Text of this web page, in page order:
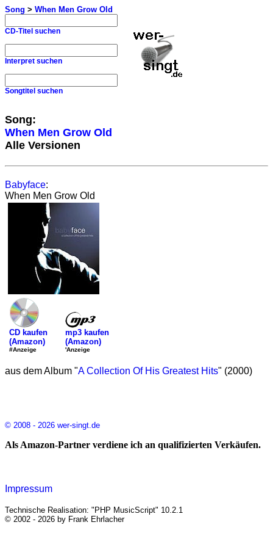
Song > When Men Grow Old
CD-Titel suchen
Interpret suchen
Songtitel suchen
Song:
When Men Grow Old
Alle Versionen
Babyface:
When Men Grow Old
CD kaufen
(Amazon)
#Anzeige
mp3 kaufen
(Amazon)
'Anzeige
aus dem Album "A Collection Of His Greatest Hits" (2000)
© 2008 - 2026 wer-singt.de
Als Amazon-Partner verdiene ich an qualifizierten Verkäufen.
Impressum
Technische Realisation: "PHP MusicScript" 10.2.1
© 2002 - 2026 by Frank Ehrlacher